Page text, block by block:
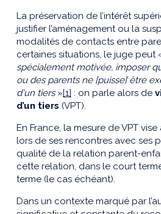
La préservation de l’intérêt
justifier l’aménagement ou la
modalités de contacts entre
certaines situations, le juge peut
spécialement motivée, imposer
ou des parents ne [puisse] être
d'un tiers »[1] : on parle alors de
d’un tiers (VPT).
En France, la mesure de VPT vise
lors de ses rencontres avec ses
qualité de la relation parent-
cette relation, dans le court
terme (le cas échéant).
Dans un contexte marqué par